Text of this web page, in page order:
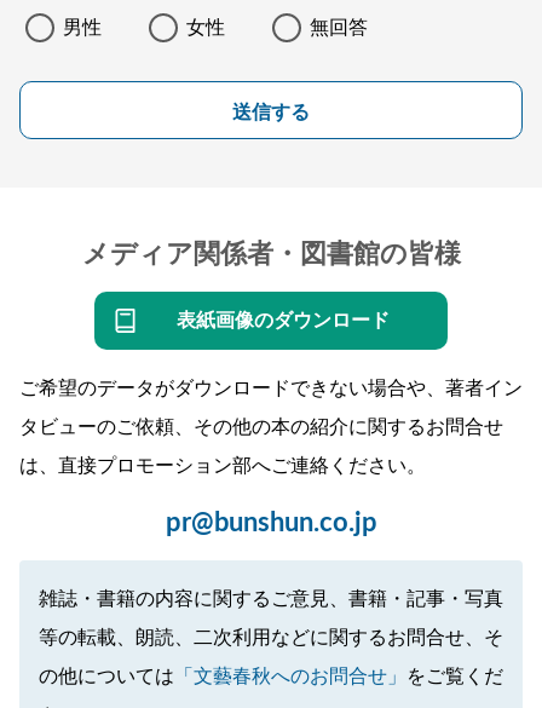
男性 女性 無回答
送信する
メディア関係者・図書館の皆様
表紙画像のダウンロード
ご希望のデータがダウンロードできない場合や、著者イン
タビューのご依頼、その他の本の紹介に関するお問合せ
は、直接プロモーション部へご連絡ください。
pr@bunshun.co.jp
雑誌・書籍の内容に関するご意見、書籍・記事・写真
等の転載、朗読、二次利用などに関するお問合せ、そ
の他については 「文藝春秋へのお問合せ」
をご覧くだ